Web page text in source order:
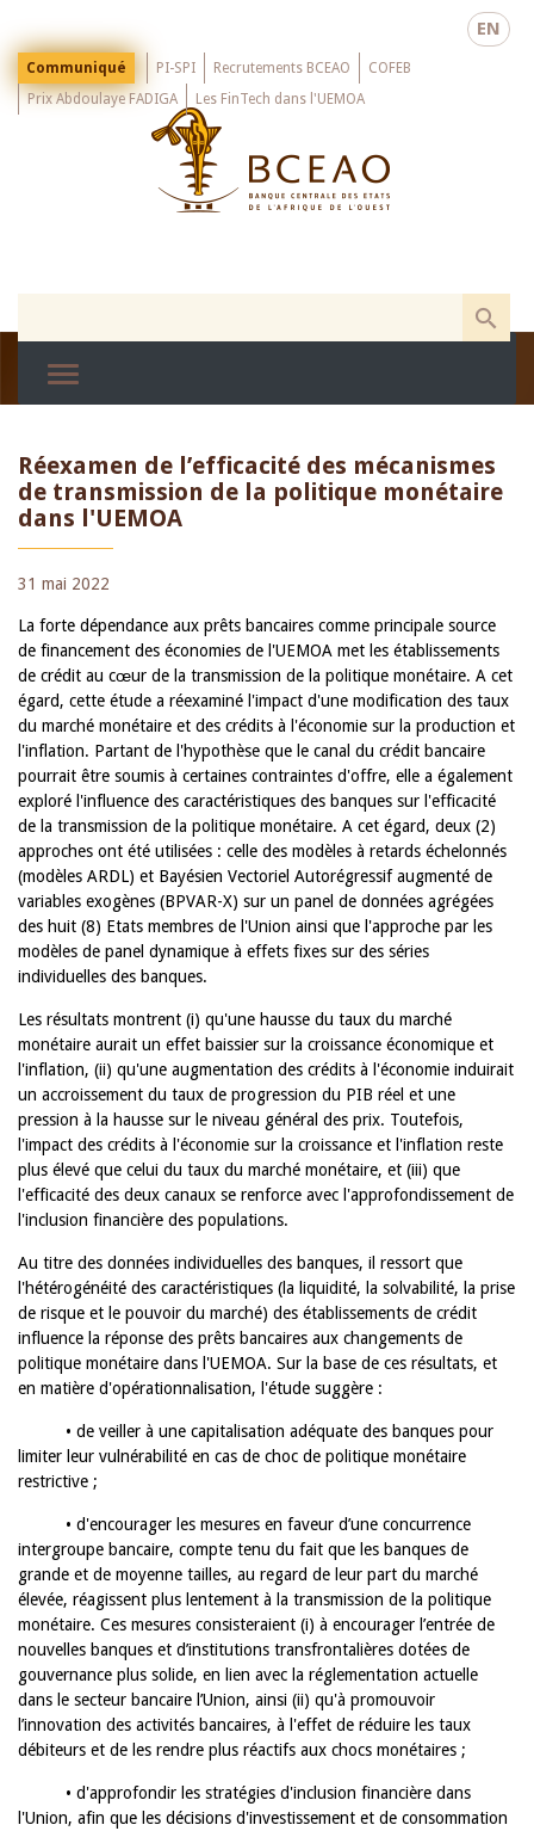
main
EN
Menu
Top
Communiqué PI-SPI Recrutements BCEAO
COFEB
Prix Abdoulaye FADIGA
Les FinTech dans l'UEMOA
Réexamen de l’efficacité des mécanismes
de transmission de la politique monétaire
dans l'UEMOA
31 mai 2022
La forte dépendance aux prêts bancaires comme principale source
de financement des économies de l'UEMOA met les établissements
de crédit au cœur de la transmission de la politique monétaire. A cet
égard, cette étude a réexaminé l'impact d'une modification des taux
du marché monétaire et des crédits à l'économie sur la production et
l'inflation. Partant de l'hypothèse que le canal du crédit bancaire
pourrait être soumis à certaines contraintes d'offre, elle a également
exploré l'influence des caractéristiques des banques sur l'efficacité
de la transmission de la politique monétaire. A cet égard, deux (2)
approches ont été utilisées : celle des modèles à retards échelonnés
(modèles ARDL) et Bayésien Vectoriel Autorégressif augmenté de
variables exogènes (BPVAR-X) sur un panel de données agrégées
des huit (8) Etats membres de l'Union ainsi que l'approche par les
modèles de panel dynamique à effets fixes sur des séries
individuelles des banques.
Les résultats montrent (i) qu'une hausse du taux du marché
monétaire aurait un effet baissier sur la croissance économique et
l'inflation, (ii) qu'une augmentation des crédits à l'économie induirait
un accroissement du taux de progression du PIB réel et une
pression à la hausse sur le niveau général des prix. Toutefois,
l'impact des crédits à l'économie sur la croissance et l'inflation reste
plus élevé que celui du taux du marché monétaire, et (iii) que
l'efficacité des deux canaux se renforce avec l'approfondissement de
l'inclusion financière des populations.
Au titre des données individuelles des banques, il ressort que
l'hétérogénéité des caractéristiques (la liquidité, la solvabilité, la prise
de risque et le pouvoir du marché) des établissements de crédit
influence la réponse des prêts bancaires aux changements de
politique monétaire dans l'UEMOA. Sur la base de ces résultats, et
en matière d'opérationnalisation, l'étude suggère :
• de veiller à une capitalisation adéquate des banques pour
limiter leur vulnérabilité en cas de choc de politique monétaire
restrictive ;
• d'encourager les mesures en faveur d’une concurrence
intergroupe bancaire, compte tenu du fait que les banques de
grande et de moyenne tailles, au regard de leur part du marché
élevée, réagissent plus lentement à la transmission de la politique
monétaire. Ces mesures consisteraient (i) à encourager l’entrée de
nouvelles banques et d’institutions transfrontalières dotées de
gouvernance plus solide, en lien avec la réglementation actuelle
dans le secteur bancaire l’Union, ainsi (ii) qu'à promouvoir
l’innovation des activités bancaires, à l'effet de réduire les taux
débiteurs et de les rendre plus réactifs aux chocs monétaires ;
• d'approfondir les stratégies d'inclusion financière dans
l'Union, afin que les décisions d'investissement et de consommation